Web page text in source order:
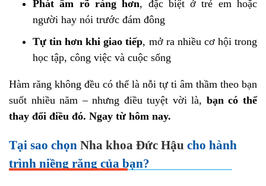
Phát âm rõ ràng hơn, đặc biệt ở trẻ em hoặc
người hay nói trước đám đông
Tự tin hơn khi giao tiếp, mở ra nhiều cơ hội trong
học tập, công việc và cuộc sống
Hàm răng không đều có thể là nỗi tự ti âm thầm theo bạn
suốt nhiều năm – nhưng điều tuyệt vời là, bạn có thể
thay đổi điều đó. Ngay từ hôm nay.
Tại sao chọn Nha khoa Đức Hậu cho hành
trình niềng răng của bạn?